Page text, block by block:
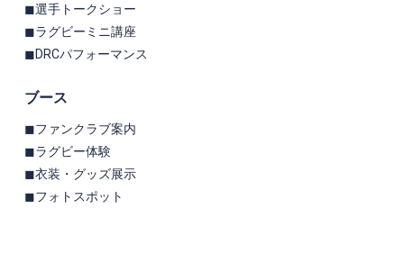
◼︎選手トークショー
◼︎ラグビーミニ講座
◼︎DRCパフォーマンス
ブース
◼︎ファンクラブ案内
◼︎ラグビー体験
◼︎衣装・グッズ展示
◼︎フォトスポット